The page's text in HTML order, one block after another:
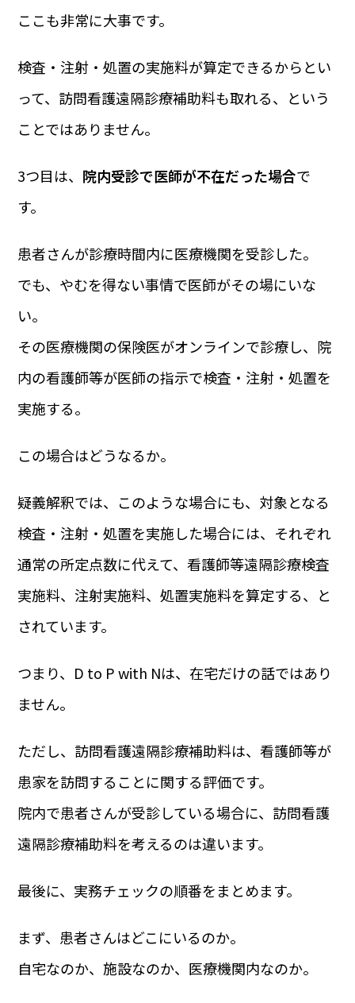
ここも非常に大事です。
検査・注射・処置の実施料が算定できるからとい
って、訪問看護遠隔診療補助料も取れる、という
ことではありません。
3つ目は、 院内受診で医師が不在だった場合で
す。
患者さんが診療時間内に医療機関を受診した。
でも、やむを得ない事情で医師がその場にいな
い。
その医療機関の保険医がオンラインで診療し、院
内の看護師等が医師の指示で検査・注射・処置を
実施する。
この場合はどうなるか。
疑義解釈では、このような場合にも、対象となる
検査・注射・処置を実施した場合には、それぞれ
通常の所定点数に代えて、看護師等遠隔診療検査
実施料、注射実施料、処置実施料を算定する、と
されています。
つまり、D to P with Nは、在宅だけの話ではあり
ません。
ただし、訪問看護遠隔診療補助料は、看護師等が
患家を訪問することに関する評価です。
院内で患者さんが受診している場合に、訪問看護
遠隔診療補助料を考えるのは違います。
最後に、実務チェックの順番をまとめます。
まず、患者さんはどこにいるのか。
自宅なのか、施設なのか、医療機関内なのか。